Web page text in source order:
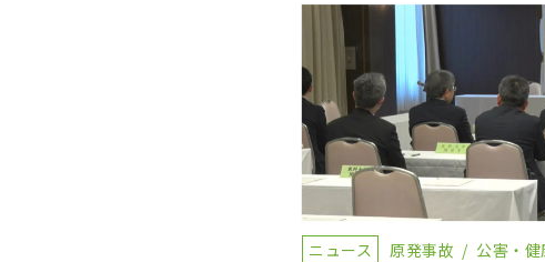
ニュース 原発事故 公害・